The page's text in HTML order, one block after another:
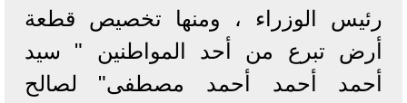
رئيس الوزراء ، ومنها تخصيص قطعة
أرض تبرع من أحد المواطنين " سيد
أحمد أحمد أحمد مصطفى" لصالح